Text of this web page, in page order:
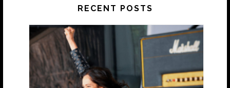
RECENT POSTS